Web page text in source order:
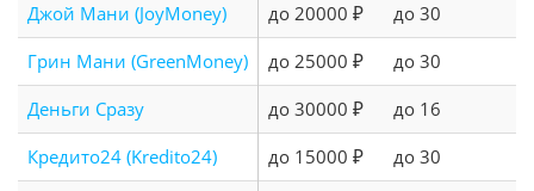
Джой Мани (JoyMoney)
до 20000 ₽ до 30
Грин Мани (GreenMoney)
до 25000 ₽ до 30
Деньги Сразу
до 30000 ₽ до 16
Кредито24 (Kredito24)
до 15000 ₽ до 30